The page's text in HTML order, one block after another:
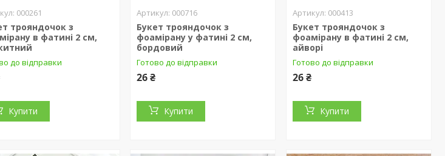
000261
трояндочок з
в фатині 2 см,
до відправки
Купити
000716
Букет трояндочок з
фоамірану у фатині 2 см,
бордовий
Готово до відправки
26 ₴
Купити
000413
Букет трояндочок з
фоамірану в фатині 2 см,
айворі
Готово до відправки
26 ₴
Купити